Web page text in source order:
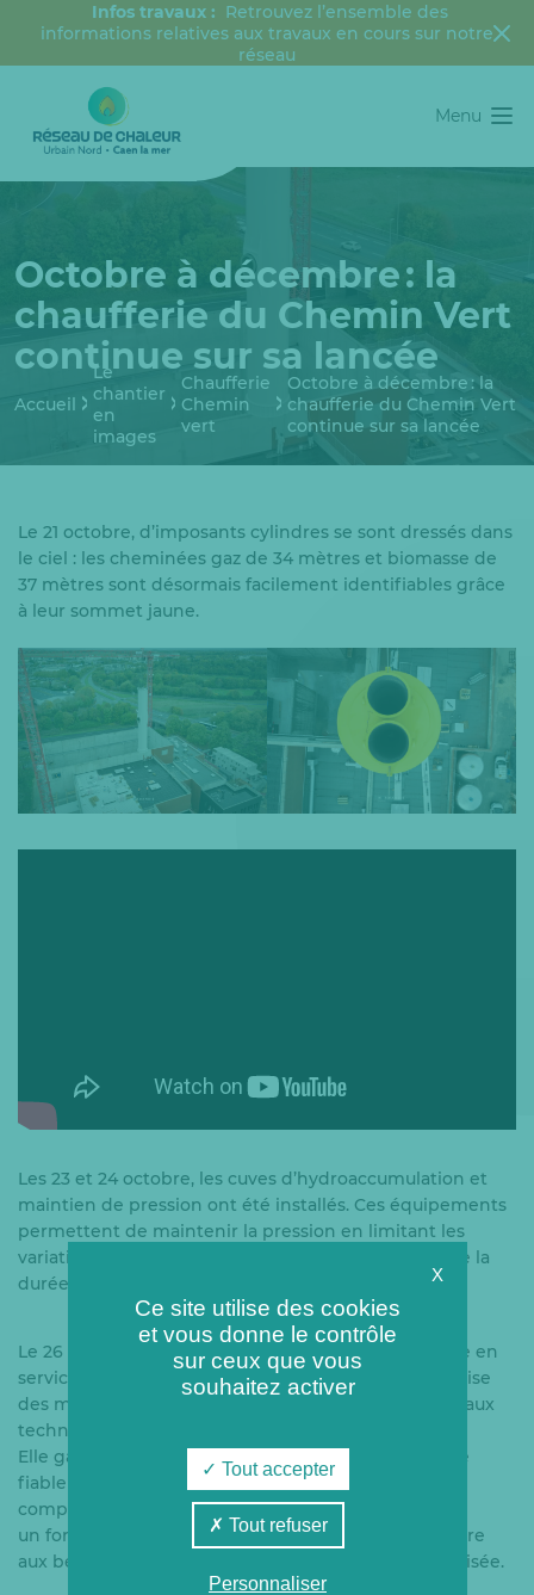
Infos travaux : Retrouvez l’ensemble des
informations relatives aux travaux en cours sur notre
réseau
Menu
Octobre à décembre : la
chaufferie du Chemin Vert
continue sur sa lancée
Accueil
Le
chantier
en
images
Chaufferie
Chemin
vert
Octobre à décembre : la
chaufferie du Chemin Vert
continue sur sa lancée
Le 21 octobre, d’imposants cylindres se sont dressés dans
le ciel : les cheminées gaz de 34 mètres et biomasse de
37 mètres sont désormais facilement identifiables grâce
à leur sommet jaune.
Les 23 et 24 octobre, les cuves d’hydroaccumulation et
maintien de pression ont été installés. Ces équipements
permettent de maintenir la pression en limitant les
variations, ce qui optimise la production et prolonge la
durée de vie des installations.
Le 26 novembre marque une étape décisive : la mise en
service de la chaudière gaz. Cet événement concrétise
des mois de préparation, de coordination et de travaux
techniques, mobilisant de nombreuses équipes.
Elle garantit désormais une production énergétique
fiable et performante. Cette mise en route vient
compléter les autres installations et permettra
un fonctionnement optimal du réseau, pour répondre
aux besoins de chaleur de manière durable et sécurisée.
X
Ce site utilise des cookies
et vous donne le contrôle
sur ceux que vous
souhaitez activer
Tout accepter
Tout refuser
Personnaliser